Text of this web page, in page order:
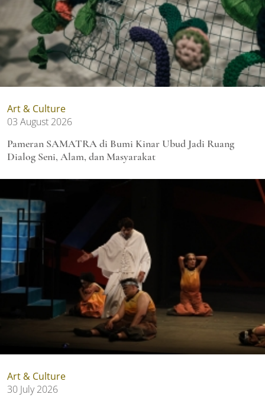
Art & Culture
03 August 2026
Pameran SAMATRA di Bumi Kinar Ubud Jadi Ruang
Dialog Seni, Alam, dan Masyarakat
Art & Culture
30 July 2026